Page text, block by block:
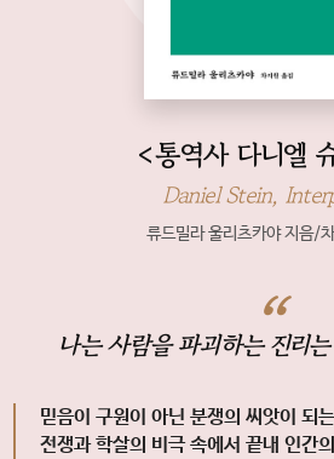
<통역사 다니엘
Daniel Stein,
류드밀라 울리츠카야 지음/
나는 사람을 파괴하는 진리
믿음이 구원이 아닌 분쟁의 씨앗이 되
전쟁과 학살의 비극 속에서 끝내 인간